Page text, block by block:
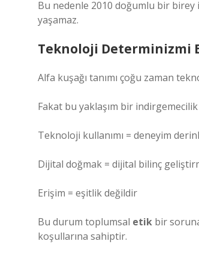
Bu nedenle 2010 doğumlu bir birey
yaşamaz.
Teknoloji Determinizmi
Alfa kuşağı tanımı çoğu zaman
Fakat bu yaklaşım bir
Teknoloji kullanımı = deneyim
Dijital doğmak = dijital bilinç
Erişim = eşitlik değildir
Bu durum toplumsal etik bir
koşullarına sahiptir.